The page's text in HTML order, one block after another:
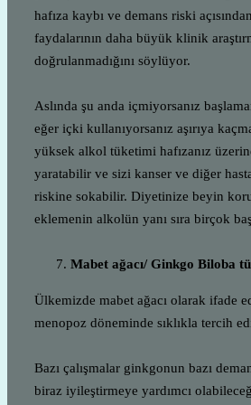
hafıza kaybı ve demans riski
faydalarının daha büyük klinik
doğrulanmadığını söylüyor.
Aslında şu anda içmiyorsanız
eğer içki kullanıyorsanız aşırıya
yüksek alkol tüketimi hafızanız
yaratabilir ve sizi kanser ve diğer
riskine sokabilir. Diyetinize beyin
eklemenin alkolün yanı sıra birçok
Mabet ağacı/ Ginkgo Biloba
Ülkemizde mabet ağacı olarak ifade
menopoz döneminde sıklıkla tercih
Bazı çalışmalar ginkgonun bazı
biraz iyileştirmeye yardımcı